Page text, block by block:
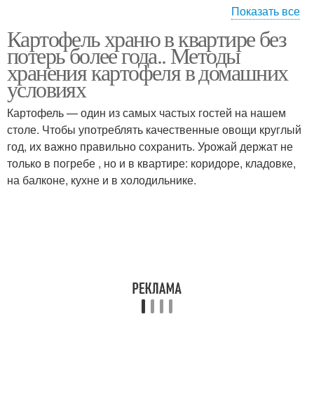
Подготовка к зимнему
хранению
Хранение в погребе
Хранение в яме Хранения на балконе
Условия для
Показать все
Картофель храню в квартире без
потерь более года.. Методы
хранения картофеля в домашних
условиях
Картофель — один из самых частых гостей на нашем
столе. Чтобы употреблять качественные овощи круглый
год, их важно правильно сохранить. Урожай держат не
только в погребе , но и в квартире: коридоре, кладовке,
на балконе, кухне и в холодильнике.